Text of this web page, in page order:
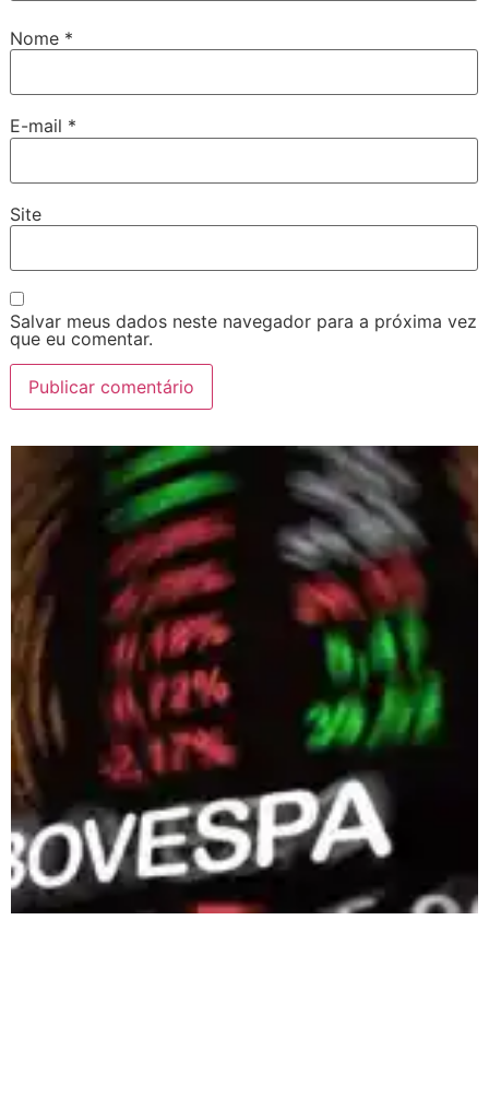
Nome *
E-mail *
Site
Salvar meus dados neste navegador para a próxima vez
que eu comentar.